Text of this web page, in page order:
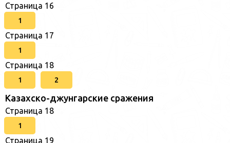
Страница 16
1
Страница 17
1
Страница 18
1 2
Казахско-джунгарские сражения
Страница 18
1
Страница 19